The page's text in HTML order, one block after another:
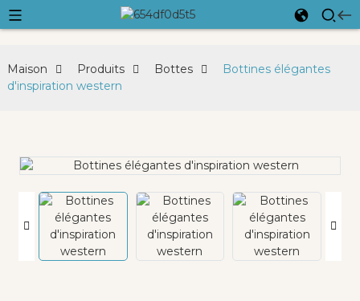
Maison Produits Bottes
Bottines élégantes
d'inspiration western